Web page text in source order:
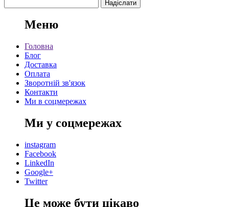
Меню
Головна
Блог
Доставка
Оплата
Зворотній зв'язок
Контакти
Ми в соцмережах
Ми у соцмережах
instagram
Facebook
LinkedIn
Google+
Twitter
Це може бути цікаво